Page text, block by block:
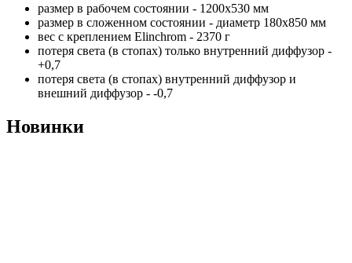
размер в рабочем состоянии - 1200x530 мм
размер в сложенном состоянии - диаметр 180x850 мм
вес с креплением Elinchrom - 2370 г
потеря света (в стопах) только внутренний диффузор -
+0,7
потеря света (в стопах) внутренний диффузор и
внешний диффузор - -0,7
Новинки